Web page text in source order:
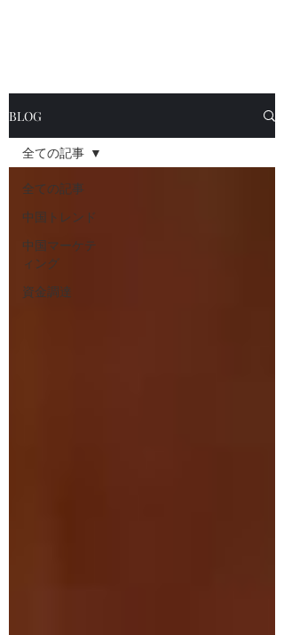
BLOG
全ての記事
中国トレンド
中国マーケテ
ィング
資金調達
全ての記事